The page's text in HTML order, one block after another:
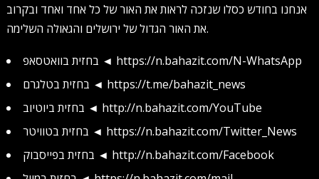
אנחנו בחודש כסלו שנזכה לראות את האור של כל אחד ואחד ובקרוב
את האור הגדול של ירושלים והגאולה השלימה.
בחזית בוואטסאפ ◄ https://n.bahazit.com/N-WhatsApp
בחזית בטלגרם ◄ https://t.me/bahazit_news
בחזית ביוטיוב ◄ http://n.bahazit.com/YouTube
בחזית בטוויטר ◄ https://n.bahazit.com/Twitter_News
בחזית בפייסבוק ◄ http://n.bahazit.com/Facebook